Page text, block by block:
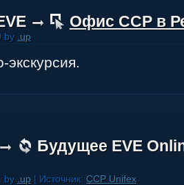
Офис CCP в
by .up
Будущее EVE
by .up | Источник: CCP Unifex